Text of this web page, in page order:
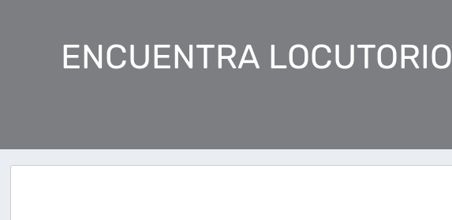
ENCUENTRA